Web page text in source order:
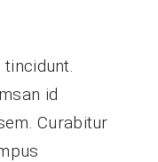
id
Curabitur